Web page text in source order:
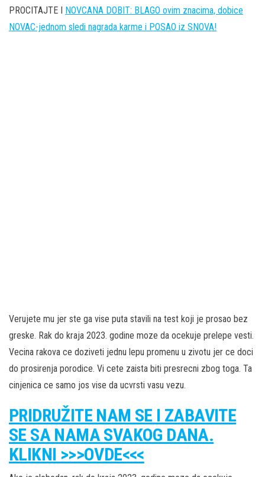
PROCITAJTE I NOVCANA DOBIT: BLAGO ovim znacima, dobice
NOVAC-jednom sledi nagrada karme i POSAO iz SNOVA!
Verujete mu jer ste ga vise puta stavili na test koji je prosao bez
greske. Rak do kraja 2023. godine moze da ocekuje prelepe vesti.
Vecina rakova ce doziveti jednu lepu promenu u zivotu jer ce doci
do prosirenja porodice. Vi cete zaista biti presrecni zbog toga. Ta
cinjenica ce samo jos vise da ucvrsti vasu vezu.
PRIDRUŽITE NAM SE I ZABAVITE
SE SA NAMA SVAKOG DANA.
KLIKNI >>>OVDE<<<